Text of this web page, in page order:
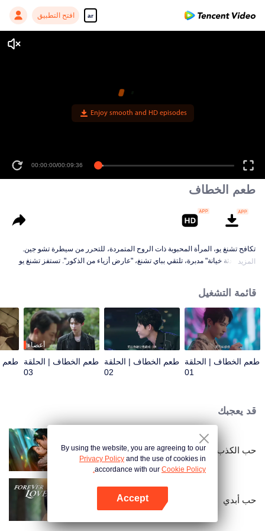
ar افتح التطبيق
00:00:00/00:09:36
طعم الخطاف
تكافح تشنغ يو، المرأة المحبوبة ذات الروح المتمردة، للتحرر من سيطرة تشو جين.
وفي "حادثة خيانة" مدبرة، تلتقي بباي تشنغ، "عارض أزياء من الذكور". تستفز تشنغ يو
حقيقية تدريجيًا.
المزيد
قائمة التشغيل
طعم الخطاف | الحلقة
01
طعم الخطاف | الحلقة
02
أعضاء
طعم الخطاف | الحلقة
03
طعم
قد يعجبك
حب الكذب
حب أبدي
By using the website, you are agreeing to our
Privacy Policy and the use of cookies in
accordance with our Cookie Policy.
Accept